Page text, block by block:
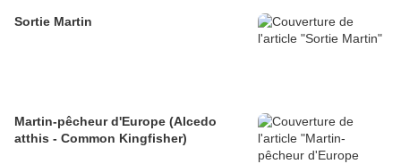
Sortie Martin
Martin-pêcheur d'Europe (Alcedo
atthis - Common Kingfisher)